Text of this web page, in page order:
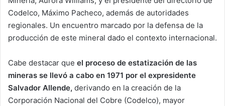
Codelco, Máximo Pacheco, además de autoridades
regionales. Un encuentro marcado por la defensa de la
producción de este mineral dado el contexto internacional.
Cabe destacar que el proceso de estatización de las
mineras se llevó a cabo en 1971 por el expresidente
Salvador Allende, derivando en la creación de la
Corporación Nacional del Cobre (Codelco), mayor